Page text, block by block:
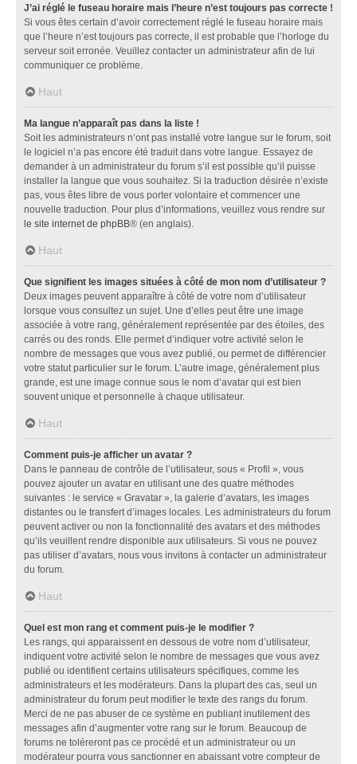
J’ai réglé le fuseau horaire mais l’heure n’est toujours pas correcte !
Si vous êtes certain d’avoir correctement réglé le fuseau horaire mais
que l’heure n’est toujours pas correcte, il est probable que l’horloge du
serveur soit erronée. Veuillez contacter un administrateur afin de lui
communiquer ce problème.
Haut
Ma langue n’apparaît pas dans la liste !
Soit les administrateurs n’ont pas installé votre langue sur le forum, soit
le logiciel n’a pas encore été traduit dans votre langue. Essayez de
demander à un administrateur du forum s’il est possible qu’il puisse
installer la langue que vous souhaitez. Si la traduction désirée n’existe
pas, vous êtes libre de vous porter volontaire et commencer une
nouvelle traduction. Pour plus d’informations, veuillez vous rendre sur
le site internet de phpBB® (en anglais).
Haut
Que signifient les images situées à côté de mon nom d’utilisateur ?
Deux images peuvent apparaître à côté de votre nom d’utilisateur
lorsque vous consultez un sujet. Une d’elles peut être une image
associée à votre rang, généralement représentée par des étoiles, des
carrés ou des ronds. Elle permet d’indiquer votre activité selon le
nombre de messages que vous avez publié, ou permet de différencier
votre statut particulier sur le forum. L’autre image, généralement plus
grande, est une image connue sous le nom d’avatar qui est bien
souvent unique et personnelle à chaque utilisateur.
Haut
Comment puis-je afficher un avatar ?
Dans le panneau de contrôle de l’utilisateur, sous « Profil », vous
pouvez ajouter un avatar en utilisant une des quatre méthodes
suivantes : le service « Gravatar », la galerie d’avatars, les images
distantes ou le transfert d’images locales. Les administrateurs du forum
peuvent activer ou non la fonctionnalité des avatars et des méthodes
qu’ils veuillent rendre disponible aux utilisateurs. Si vous ne pouvez
pas utiliser d’avatars, nous vous invitons à contacter un administrateur
du forum.
Haut
Quel est mon rang et comment puis-je le modifier ?
Les rangs, qui apparaissent en dessous de votre nom d’utilisateur,
indiquent votre activité selon le nombre de messages que vous avez
publié ou identifient certains utilisateurs spécifiques, comme les
administrateurs et les modérateurs. Dans la plupart des cas, seul un
administrateur du forum peut modifier le texte des rangs du forum.
Merci de ne pas abuser de ce système en publiant inutilement des
messages afin d’augmenter votre rang sur le forum. Beaucoup de
forums ne toléreront pas ce procédé et un administrateur ou un
modérateur pourra vous sanctionner en abaissant votre compteur de